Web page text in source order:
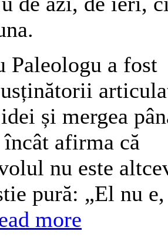
Paleologu a fost
și mergea
afirma că
nu este
pură: „El nu e,
more